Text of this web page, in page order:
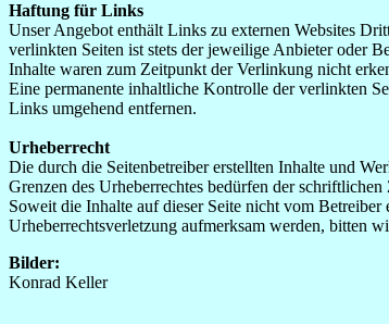
Haftung für Links
Unser Angebot enthält Links zu externen Websites
verlinkten Seiten ist stets der jeweilige Anbieter oder
Inhalte waren zum Zeitpunkt der Verlinkung nicht
Eine permanente inhaltliche Kontrolle der verlinkten
Links umgehend entfernen.
Urheberrecht
Die durch die Seitenbetreiber erstellten Inhalte und
Grenzen des Urheberrechtes bedürfen der
Soweit die Inhalte auf dieser Seite nicht vom
Urheberrechtsverletzung aufmerksam werden, bitten
Bilder:
Konrad Keller